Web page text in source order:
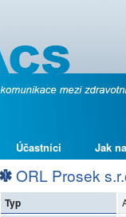
Účastníci Jak
ORL Prosek
Typ